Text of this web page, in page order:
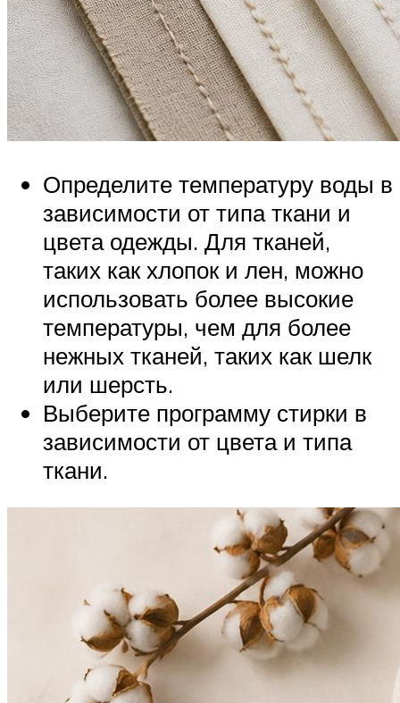
Определите температуру воды в
зависимости от типа ткани и
цвета одежды. Для тканей,
таких как хлопок и лен, можно
использовать более высокие
температуры, чем для более
нежных тканей, таких как шелк
или шерсть.
Выберите программу стирки в
зависимости от цвета и типа
ткани.